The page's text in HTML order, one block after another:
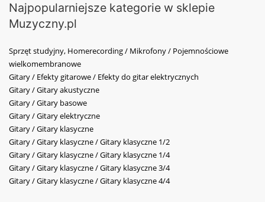
Najpopularniejsze kategorie w sklepie
Muzyczny.pl
Sprzęt studyjny, Homerecording / Mikrofony / Pojemnościowe
wielkomembranowe
Gitary / Efekty gitarowe / Efekty do gitar elektrycznych
Gitary / Gitary akustyczne
Gitary / Gitary basowe
Gitary / Gitary elektryczne
Gitary / Gitary klasyczne
Gitary / Gitary klasyczne / Gitary klasyczne 1/2
Gitary / Gitary klasyczne / Gitary klasyczne 1/4
Gitary / Gitary klasyczne / Gitary klasyczne 3/4
Gitary / Gitary klasyczne / Gitary klasyczne 4/4